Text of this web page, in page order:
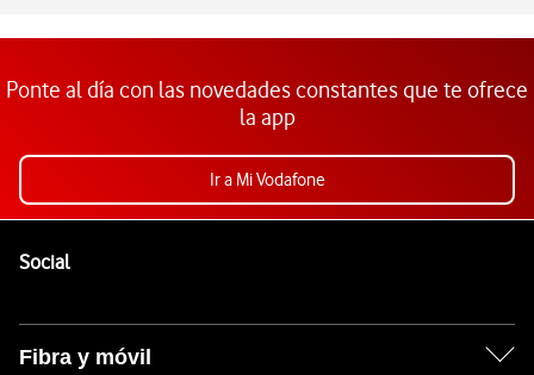
Ponte al día con las novedades constantes que te ofrece
la app
Ir a Mi Vodafone
SocialEnlaces a las redes sociales de Vodafone
Fibra y móvil